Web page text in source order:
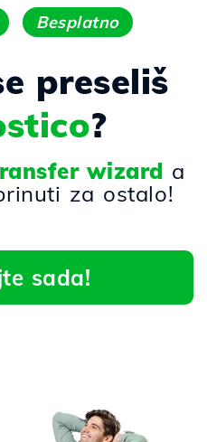
Besplatno
preseliš
?
wizard a
za ostalo!
sada!